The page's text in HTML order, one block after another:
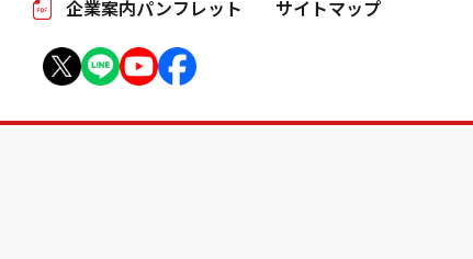
企業案内パンフレット サイトマップ